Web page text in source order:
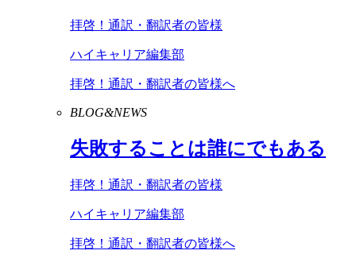
拝啓！通訳・翻訳者の皆様
ハイキャリア編集部
拝啓！通訳・翻訳者の皆様へ
BLOG&NEWS
失敗することは誰にでもある
拝啓！通訳・翻訳者の皆様
ハイキャリア編集部
拝啓！通訳・翻訳者の皆様へ